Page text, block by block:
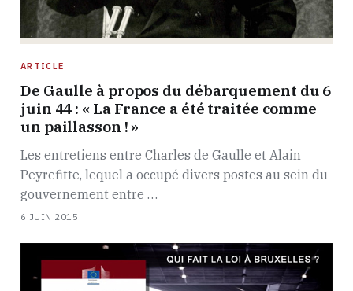
ARTICLE
De Gaulle à propos du débarquement du 6
juin 44 : « La France a été traitée comme
un paillasson ! »
Les entretiens entre Charles de Gaulle et Alain
Peyrefitte, lequel a occupé divers postes au sein du
gouvernement entre …
6 JUIN 2015